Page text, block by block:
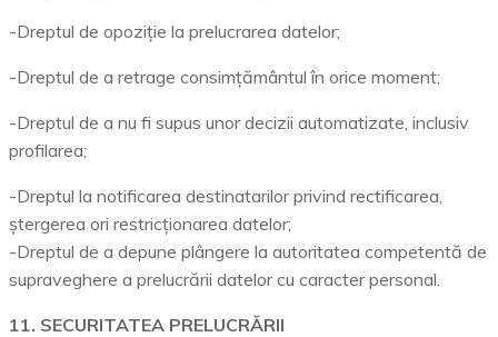
-Dreptul de opoziție la prelucrarea datelor;
-Dreptul de a retrage consimțământul în orice moment;
-Dreptul de a nu fi supus unor decizii automatizate, inclusiv
profilarea;
-Dreptul la notificarea destinatarilor privind rectificarea,
ștergerea ori restricționarea datelor;
-Dreptul de a depune plângere la autoritatea competentă de
supraveghere a prelucrării datelor cu caracter personal.
11. SECURITATEA PRELUCRĂRII